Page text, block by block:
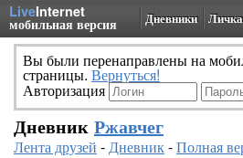
LiveInternet
мобильная версия Дневники Личка
Вы были перенаправлены на
страницы. Вернуться!
Авторизация
Дневник Ржавчег
Лента друзей -Дневник-Полная